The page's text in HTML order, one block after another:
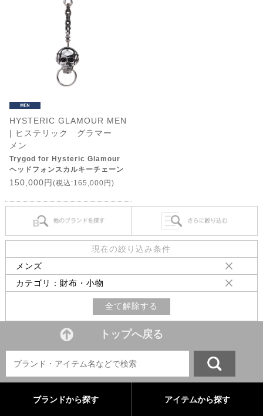
HYSTERIC GLAMOUR MEN
| ヒステリック グラマー
メン
Trygod for Hysteric Glamour
ヘッドフォンスカルキーチェーン
150,000円 (税込:165,000円)
現在の絞り込み条件
メンズ
カテゴリ：財布・小物
全て解除する
トップへ戻る
ブランドから探す アイテムから探す